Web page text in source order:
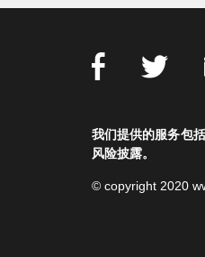
我们提供的服务包
风险披露。
© copyright 2020